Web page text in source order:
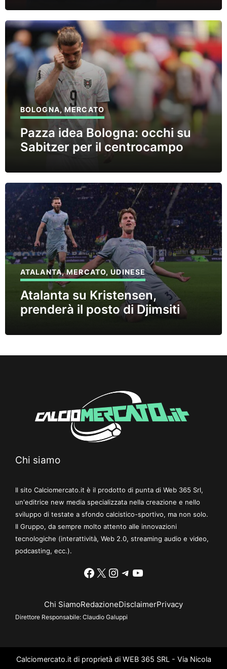
BOLOGNA,MERCATO
Pazza idea Bologna: occhi su
Sabitzer per il centrocampo
ATALANTA,MERCATO,UDINESE
Atalanta su Kristensen,
prenderà il posto di Djimsiti
Chi siamo
Il sito Calciomercato.it è il prodotto di punta di Web 365 Srl,
un'editrice new media specializzata nella creazione e nello
sviluppo di testate a sfondo calcistico-sportivo, ma non solo.
Il Gruppo, da sempre molto attento alle innovazioni
tecnologiche (interattività, Web 2.0, streaming audio e video,
podcasting, ecc.).
Facebook
X Instagram
Telegram
YouTube
Chi SiamoRedazioneDisclaimerPrivacy
Direttore Responsabile: Claudio Galuppi
Calciomercato.it di proprietà di WEB 365 SRL - Via Nicola